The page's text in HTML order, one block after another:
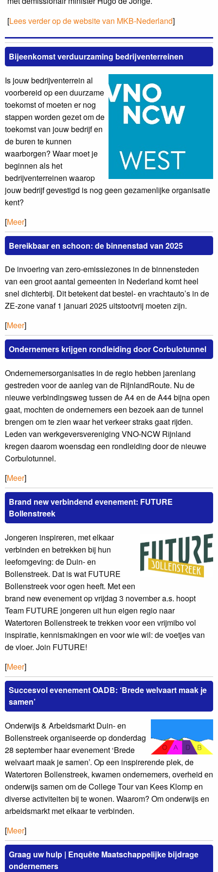
[Lees verder op de website van MKB-Nederland]
Bijeenkomst verduurzaming bedrijventerreinen
Is jouw bedrijventerrein al
voorbereid op een duurzame
toekomst of moeten er nog
stappen worden gezet om de
toekomst van jouw bedrijf en
de buren te kunnen
waarborgen? Waar moet je
beginnen als het
bedrijventerreinen waarop
jouw bedrijf gevestigd is nog geen gezamenlijke organisatie
kent?
[Meer]
Bereikbaar en schoon: de binnenstad van 2025
De invoering van zero-emissiezones in de binnensteden
van een groot aantal gemeenten in Nederland komt heel
snel dichterbij. Dit betekent dat bestel- en vrachtauto’s in de
ZE-zone vanaf 1 januari 2025 uitstootvrij moeten zijn.
[Meer]
Ondernemers krijgen rondleiding door Corbulotunnel
Ondernemersorganisaties in de regio hebben jarenlang
gestreden voor de aanleg van de RijnlandRoute. Nu de
nieuwe verbindingsweg tussen de A4 en de A44 bijna open
gaat, mochten de ondernemers een bezoek aan de tunnel
brengen om te zien waar het verkeer straks gaat rijden.
Leden van werkgeversvereniging VNO-NCW Rijnland
kregen daarom woensdag een rondleiding door de nieuwe
Corbulotunnel.
[Meer]
Brand new verbindend evenement: FUTURE
Bollenstreek
Jongeren inspireren, met elkaar
verbinden en betrekken bij hun
leefomgeving: de Duin- en
Bollenstreek. Dat is wat FUTURE
Bollenstreek voor ogen heeft. Met een
brand new evenement op vrijdag 3 november a.s. hoopt
Team FUTURE jongeren uit hun eigen regio naar
Watertoren Bollenstreek te trekken voor een vrijmibo vol
inspiratie, kennismakingen en voor wie wil: de voetjes van
de vloer. Join FUTURE!
[Meer]
Succesvol evenement OADB: ‘Brede welvaart maak je
samen’
Onderwijs & Arbeidsmarkt Duin- en
Bollenstreek organiseerde op donderdag
28 september haar evenement ‘Brede
welvaart maak je samen’. Op een inspirerende plek, de
Watertoren Bollenstreek, kwamen ondernemers, overheid en
onderwijs samen om de College Tour van Kees Klomp en
diverse activiteiten bij te wonen. Waarom? Om onderwijs en
arbeidsmarkt met elkaar te verbinden.
[Meer]
Graag uw hulp | Enquête Maatschappelijke bijdrage
ondernemers